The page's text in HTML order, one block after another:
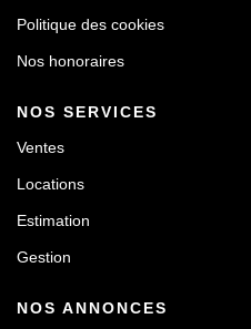
Politique des cookies
Nos honoraires
NOS SERVICES
Ventes
Locations
Estimation
Gestion
NOS ANNONCES